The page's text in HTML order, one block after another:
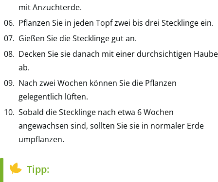
mit Anzuchterde.
Pflanzen Sie in jeden Topf zwei bis drei Stecklinge ein.
Gießen Sie die Stecklinge gut an.
Decken Sie sie danach mit einer durchsichtigen Haube
ab.
Nach zwei Wochen können Sie die Pflanzen
gelegentlich lüften.
Sobald die Stecklinge nach etwa 6 Wochen
angewachsen sind, sollten Sie sie in normaler Erde
umpflanzen.
Tipp: